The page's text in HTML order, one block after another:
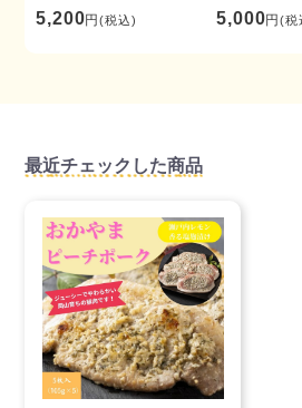
5,200円(税込) 5,000円(税
最近チェックした商品